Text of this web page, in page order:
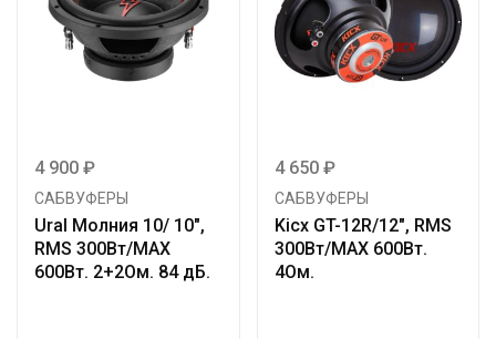
4 900 ₽
САБВУФЕРЫ
Ural Молния 10/ 10″,
RMS 300Вт/МАХ
600Вт. 2+2Ом. 84 дБ.
4 650 ₽
САБВУФЕРЫ
Kicx GT-12R/12″, RMS
300Вт/МАХ 600Вт.
4Ом.